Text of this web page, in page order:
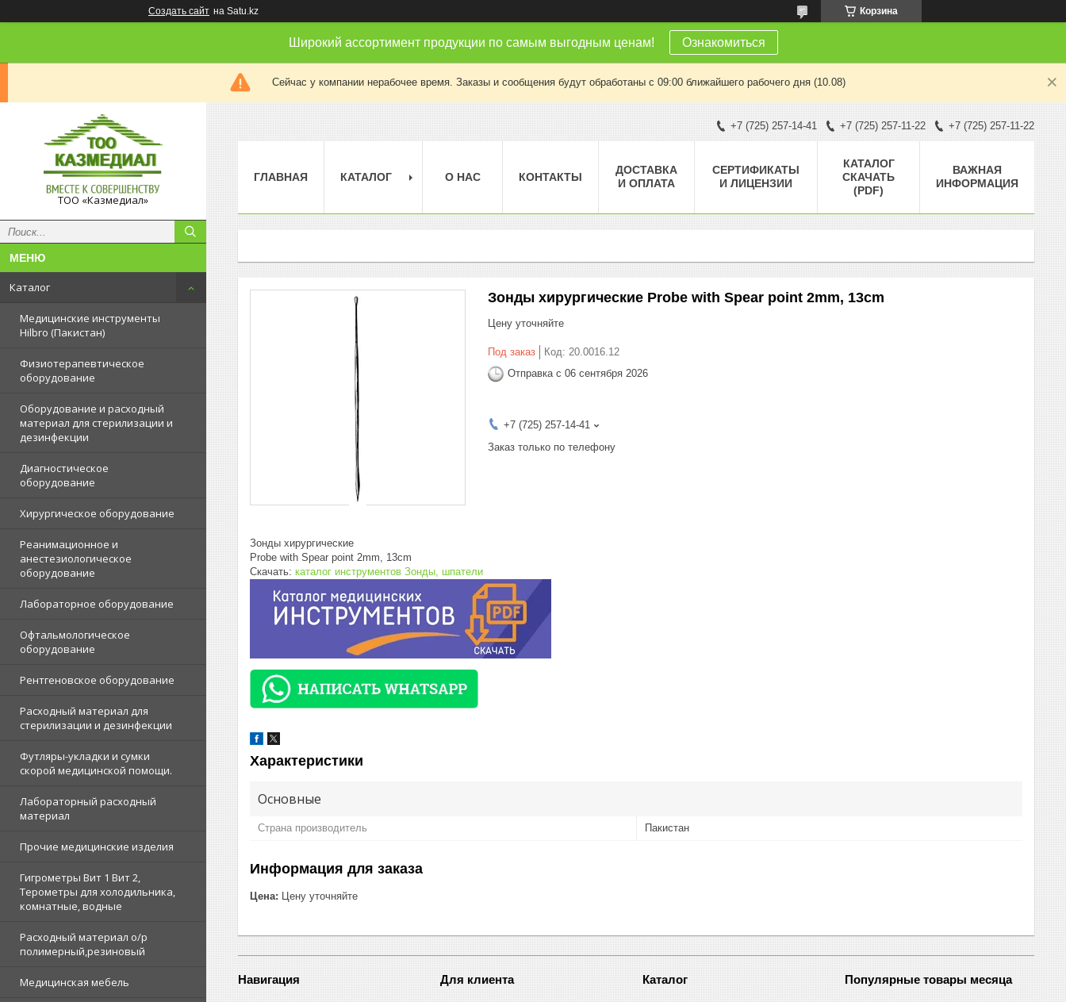
Создать сайт на Satu.kz Корзина
Широкий ассортимент продукции по самым выгодным ценам! Ознакомиться
Сейчас у компании нерабочее время. Заказы и сообщения будут обработаны с 09:00 ближайшего рабочего дня (10.08)
ТОО «Казмедиал»
Каталог
Медицинские инструменты
Hilbro (Пакистан)
Физиотерапевтическое
оборудование
Оборудование и расходный
материал для стерилизации и
дезинфекции
Диагностическое
оборудование
Хирургическое оборудование
Реанимационное и
анестезиологическое
оборудование
Лабораторное оборудование
Офтальмологическое
оборудование
Рентгеновское оборудование
Расходный материал для
стерилизации и дезинфекции
Футляры-укладки и сумки
скорой медицинской помощи.
Лабораторный расходный
материал
Прочие медицинские изделия
Гигрометры Вит 1 Вит 2,
Терометры для холодильника,
комнатные, водные
Расходный материал о/р
полимерный,резиновый
Медицинская мебель
+7 (725) 257-14-41 +7 (725) 257-11-22 +7 (725) 257-11-22
ГЛАВНАЯ КАТАЛОГ О НАС КОНТАКТЫ
ДОСТАВКА
И ОПЛАТА
СЕРТИФИКАТЫ
И ЛИЦЕНЗИИ
КАТАЛОГ
СКАЧАТЬ
(PDF)
ВАЖНАЯ
ИНФОРМАЦИЯ
Зонды хирургические Probe with Spear point 2mm, 13cm
Цену уточняйте
Под заказ Код: 20.0016.12
Отправка с 06 сентября 2026
+7 (725) 257-14-41
Заказ только по телефону
Зонды хирургические
Probe with Spear point 2mm, 13cm
Скачать: каталог инструментов Зонды, шпатели
Характеристики
Основные
Страна производитель Пакистан
Информация для заказа
Цена: Цену уточняйте
Навигация Для клиента Каталог Популярные товары месяца